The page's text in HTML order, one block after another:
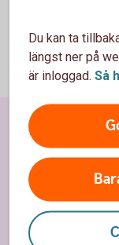
Du kan ta
längst ner på
är inloggad. Så
Sidfot
Hitta
Kontakta oss
Spärrhjälp